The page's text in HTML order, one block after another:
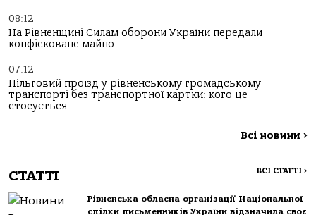
08:12
На Рівненщині Силам оборони України передали
конфісковане майно
07:12
Пільговий проїзд у рівненському громадському
транспорті без транспортної картки: кого це
стосується
Всі новини >
СТАТТІ ВСІ СТАТТІ >
Рівненська обласна організації Національної
спілки письменників України відзначила своє